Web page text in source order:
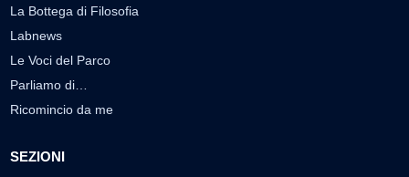
La Bottega di Filosofia
Labnews
Le Voci del Parco
Parliamo di…
Ricomincio da me
SEZIONI